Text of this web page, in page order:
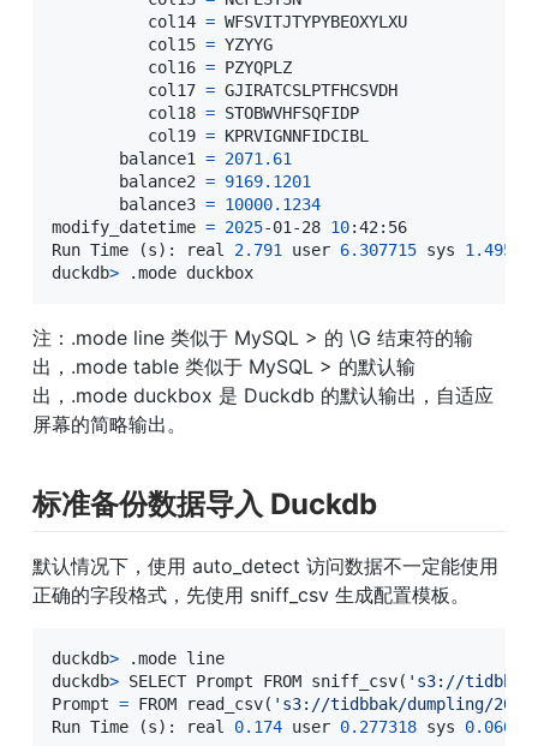
          col14
= WFSVITJTYPYBEOXYLXU
          col15
= YZYYG
          col16
= PZYQPLZ
          col17
= GJIRATCSLPTFHCSVDH
          col18
= STOBWVHFSQFIDP
          col19
= KPRVIGNNFIDCIBL
       balance1
= 2071.61
       balance2
= 9169.1201
       balance3
= 10000.1234
modify_datetime = 2025-01-28 10:42:56
Run Time
(s) : real 2.791 user 6.307715 sys
duckdb> .mode duckbox
注：.mode line 类似于 MySQL > 的 \G 结束符的输
出，.mode table 类似于 MySQL > 的默认输
出，.mode duckbox 是 Duckdb 的默认输出，自适应
屏幕的简略输出。
标准备份数据导入 Duckdb
默认情况下，使用 auto_detect 访问数据不一定能使用
正确的字段格式，先使用 sniff_csv 生成配置模板。
duckdb> .mode line
duckdb> SELECT Prompt FROM sniff_csv( 's3://tidbbak/
Prompt = FROM read_csv( 's3://tidbbak/dumpling/
Run Time
(s) : real 0.174 user 0.277318 sys